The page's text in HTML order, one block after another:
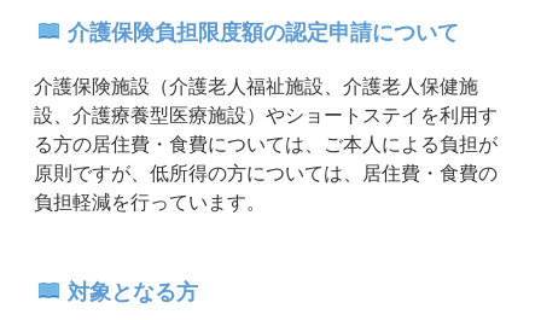
介護保険負担限度額の認定申請について
介護保険施設（介護老人福祉施設、介護老人保健施
設、介護療養型医療施設）やショートステイを利用す
る方の居住費・食費については、ご本人による負担が
原則ですが、低所得の方については、居住費・食費の
負担軽減を行っています。
対象となる方